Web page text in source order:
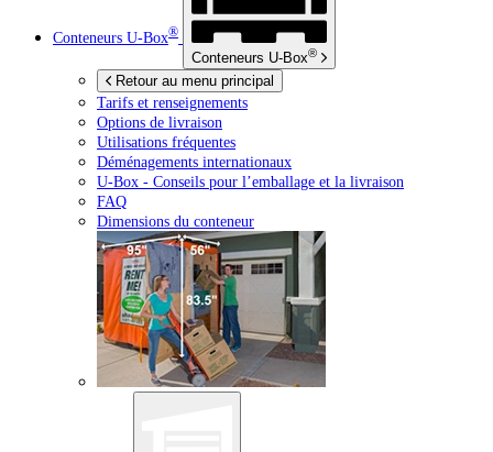
Conteneurs U-Box®
Conteneurs U-Box®
Retour au menu principal
Tarifs et renseignements
Options de livraison
Utilisations fréquentes
Déménagements internationaux
U-Box - Conseils pour l’emballage et la livraison
FAQ
Dimensions du conteneur